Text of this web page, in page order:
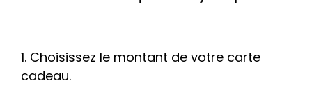
1. Choisissez le montant de votre carte
cadeau.